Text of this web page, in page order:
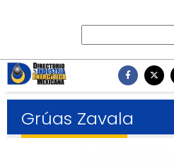
Grúas Zavala